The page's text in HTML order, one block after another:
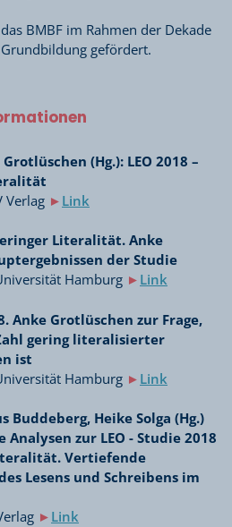
BMBF im Rahmen der Dekade
gefördert.
(Hg.): LEO 2018 –
Verlag ► Link
Literalität. Anke
der Studie
Hamburg ► Link
Anke Grotlüschen zur Frage,
gering literalisierter
ist
Hamburg ► Link
Buddeberg, Heike Solga (Hg.)
zur LEO - Studie 2018
Vertiefende
Lesens und Schreibens im
► Link